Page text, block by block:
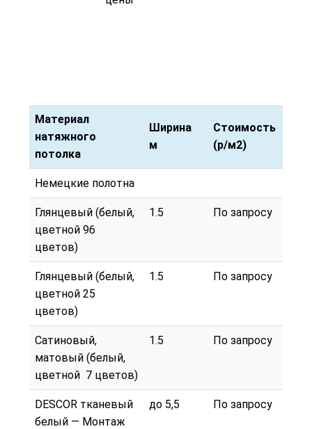
Материал
натяжного
потолка
Ширина
м
Стоимость
(р/м2)
Материал
натяжного
потолка
м
(р/м2)
Немецкие полотна
Глянцевый (белый,
цветной 96
цветов)
1.5 По запросу
Глянцевый (белый,
цветной 25
цветов)
1.5 По запросу
Сатиновый,
матовый (белый,
цветной 7 цветов)
1.5 По запросу
DESCOR тканевый
белый — Монтаж
до 5,5 По запросу